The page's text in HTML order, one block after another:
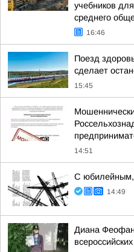
учебников
среднего
16:46
Поезд
сделает
15:45
14:51
С юбилейным,
14:49
Диана